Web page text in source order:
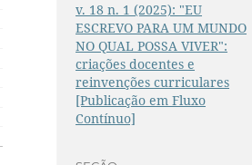
v. 18 n. 1 (2025): "EU
ESCREVO PARA UM MUNDO
NO QUAL POSSA VIVER":
criações docentes e
reinvenções curriculares
[Publicação em Fluxo
Contínuo]